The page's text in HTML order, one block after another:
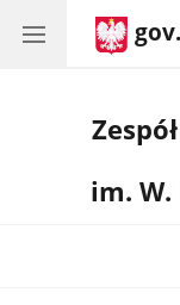
im.